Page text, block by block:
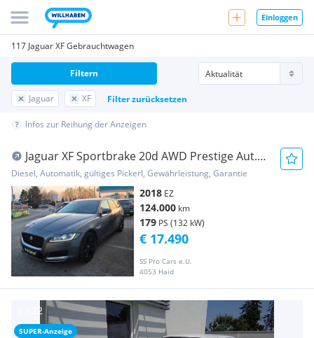
Einloggen
117 Jaguar XF Gebrauchtwagen
Jaguar XF Filter zurücksetzen
Filtern
Infos zur Reihung der Anzeigen
Jaguar XF Sportbrake 20d AWD Prestige Aut.
LEDER. Gara...
Diesel, Automatik, gültiges Pickerl, Gewährleistung, Garantie
2018 EZ
124.000 km
179 PS (132 kW)
SS Pro Cars e.U.
4053 Haid
€ 17.490
SUPER-Anzeige